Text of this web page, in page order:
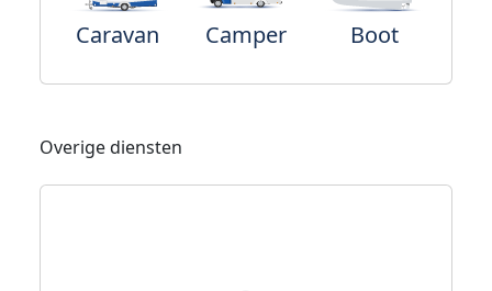
Caravan Camper Boot
Overige diensten